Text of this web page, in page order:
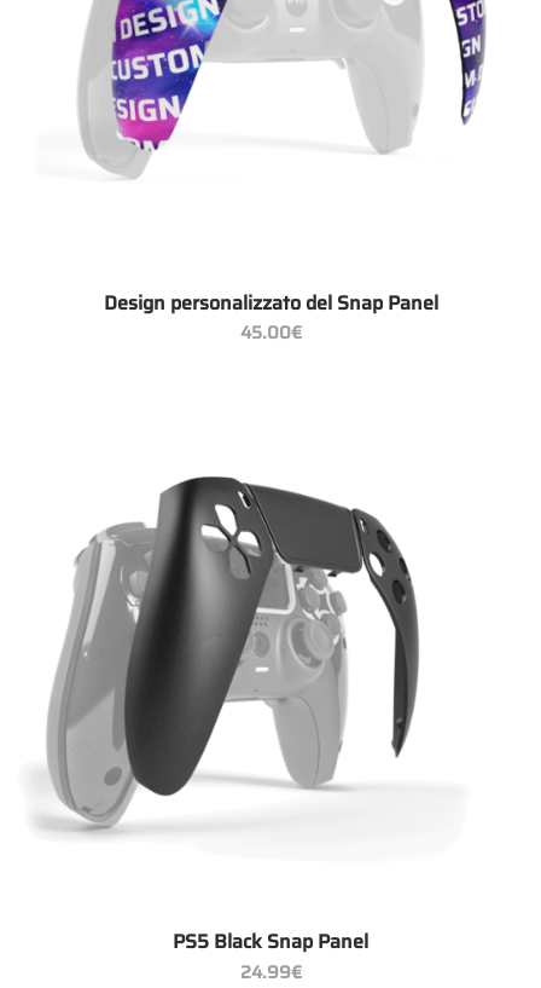
Design personalizzato del Snap Panel
45.00€
PS5 Black Snap Panel
24.99€